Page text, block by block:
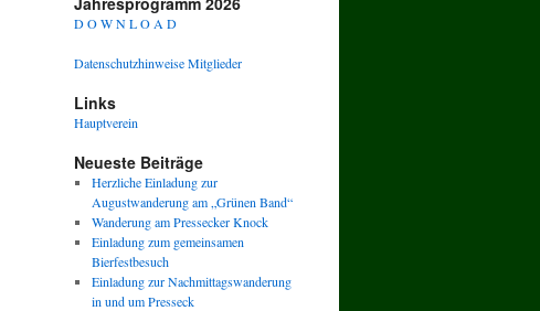
D O W N L O A D
Datenschutzhinweise Mitglieder
Links
Hauptverein
Neueste Beiträge
Herzliche Einladung zur
Augustwanderung am „Grünen Band“
Wanderung am Pressecker Knock
Einladung zum gemeinsamen
Bierfestbesuch
Einladung zur Nachmittagswanderung
in und um Presseck